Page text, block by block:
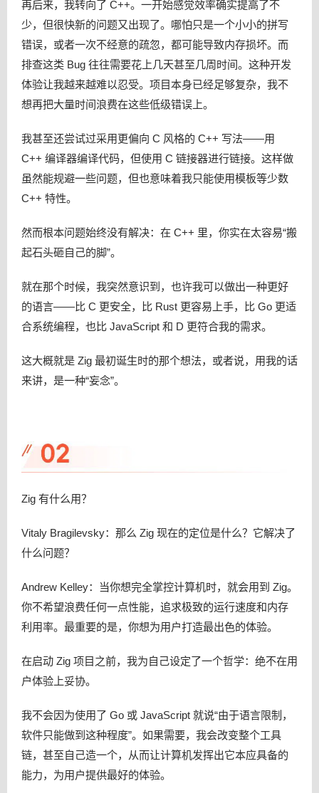
再后来，我转向了 C++。一开始感觉效率确实提高了不
少，但很快新的问题又出现了。哪怕只是一个小小的拼写
错误，或者一次不经意的疏忽，都可能导致内存损坏。而
排查这类 Bug 往往需要花上几天甚至几周时间。这种开发
体验让我越来越难以忍受。项目本身已经足够复杂，我不
想再把大量时间浪费在这些低级错误上。
我甚至还尝试过采用更偏向 C 风格的 C++ 写法——用
C++ 编译器编译代码，但使用 C 链接器进行链接。这样做
虽然能规避一些问题，但也意味着我只能使用模板等少数
C++ 特性。
然而根本问题始终没有解决：在 C++ 里，你实在太容易“搬
起石头砸自己的脚”。
就在那个时候，我突然意识到，也许我可以做出一种更好
的语言——比 C 更安全，比 Rust 更容易上手，比 Go 更适
合系统编程，也比 JavaScript 和 D 更符合我的需求。
这大概就是 Zig 最初诞生时的那个想法，或者说，用我的话
来讲，是一种“妄念”。
Zig 有什么用？
Vitaly Bragilevsky：那么 Zig 现在的定位是什么？它解决了
什么问题？
Andrew Kelley：当你想完全掌控计算机时，就会用到 Zig。
你不希望浪费任何一点性能，追求极致的运行速度和内存
利用率。最重要的是，你想为用户打造最出色的体验。
在启动 Zig 项目之前，我为自己设定了一个哲学：绝不在用
户体验上妥协。
我不会因为使用了 Go 或 JavaScript 就说“由于语言限制，
软件只能做到这种程度”。如果需要，我会改变整个工具
链，甚至自己造一个，从而让计算机发挥出它本应具备的
能力，为用户提供最好的体验。